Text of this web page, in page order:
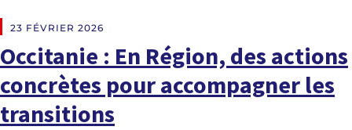
23 FÉVRIER 2026
Occitanie : En Région, des actions
concrètes pour accompagner les
transitions